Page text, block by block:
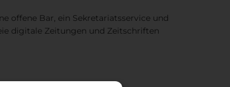
offene Bar, ein Sekretariatsservice und
digitale Zeitungen und Zeitschriften